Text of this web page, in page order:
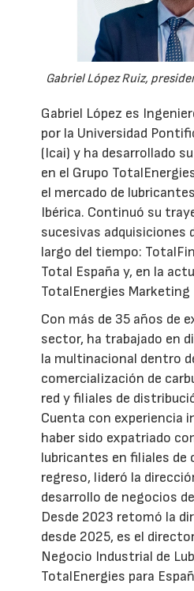
Gabriel López Ruiz,
Gabriel López es
por la Universidad
(Icai) y ha desarrollado
en el Grupo
el mercado de
Ibérica. Continuó su
sucesivas adquisiciones
largo del tiempo:
Total España y, en la
TotalEnergies Marketing
Con más de 35 años de
sector, ha trabajado en
la multinacional dentro
comercialización de
red y filiales de
Cuenta con experiencia
haber sido expatriado
lubricantes en filiales de
regreso, lideró la
desarrollo de negocios
Desde 2023 retomó la
desde 2025, es el
Negocio Industrial de
TotalEnergies para